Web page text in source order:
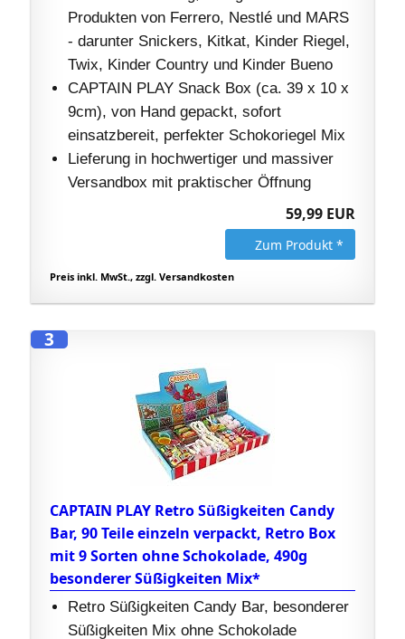
Produkten von Ferrero, Nestlé und MARS
- darunter Snickers, Kitkat, Kinder Riegel,
Twix, Kinder Country und Kinder Bueno
CAPTAIN PLAY Snack Box (ca. 39 x 10 x
9cm), von Hand gepackt, sofort
einsatzbereit, perfekter Schokoriegel Mix
Lieferung in hochwertiger und massiver
Versandbox mit praktischer Öffnung
59,99 EUR
Zum Produkt *
Preis inkl. MwSt., zzgl. Versandkosten
3
CAPTAIN PLAY Retro Süßigkeiten Candy
Bar, 90 Teile einzeln verpackt, Retro Box
mit 9 Sorten ohne Schokolade, 490g
besonderer Süßigkeiten Mix*
Retro Süßigkeiten Candy Bar, besonderer
Süßigkeiten Mix ohne Schokolade